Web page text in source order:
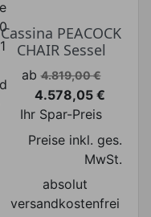
Cassina PEACOCK
CHAIR Sessel
Verkaufspreis
ab 4.819,00 €
Preis
4.578,05 €
Ihr Spar-Preis
Preise inkl. ges.
MwSt.
absolut
versandkostenfrei